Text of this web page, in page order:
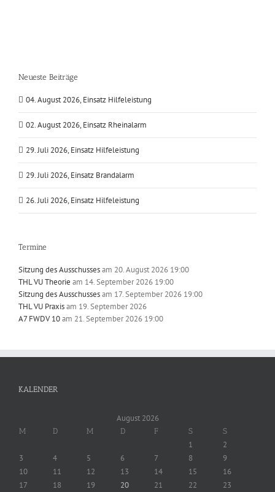
Neueste Beiträge
04. August 2026, Einsatz Hilfeleistung
02. August 2026, Einsatz Rheinalarm
29. Juli 2026, Einsatz Hilfeleistung
29. Juli 2026, Einsatz Brandalarm
26. Juli 2026, Einsatz Hilfeleistung
Termine
Sitzung des Ausschussesam 20. August 2026 19:00
THL VU Theorie am 14. September 2026 19:00
Sitzung des Ausschussesam 17. September 2026 19:00
THL VU Praxisam 19. September 2026
A7 FWDV 10am 21. September 2026 19:00
KALENDER
August 2026
M D M D F S S
1
2
3
4 5 6 7 8
9
10
11 12 13 14 15
16
17
18 19 20 21 22
23